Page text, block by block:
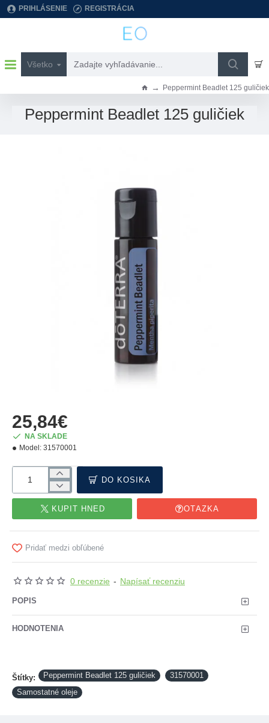
PRIHLÁSENIE REGISTRÁCIA
Všetko
Zadajte
Peppermint Beadlet 125 guličiek
h
m
Peppermint Beadlet 125 guličiek
0 recenzie - Napísať recenziu
25,84€
NA SKLADE
Model: 31570001
DO KOŠÍKA
KÚPIŤ HNEĎ OTÁZKA
Pridať medzi obľúbené
POPIS
HODNOTENIA
Štítky: Peppermint Beadlet 125 guličiek
31570001
Samostatné oleje